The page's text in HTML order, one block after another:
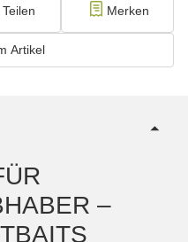
Teilen Merken
Artikel
–